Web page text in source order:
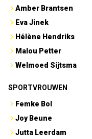
Amber Brantsen
Eva Jinek
Hélène Hendriks
Malou Petter
Welmoed Sijtsma
SPORTVROUWEN
Femke Bol
Joy Beune
Jutta Leerdam